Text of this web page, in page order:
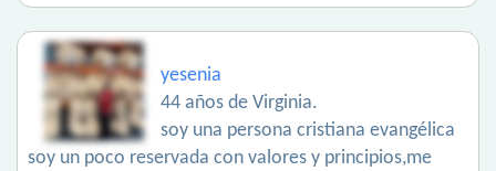
yesenia
44 años de Virginia.
soy una persona cristiana evangélica
soy un poco reservada con valores y principios,me